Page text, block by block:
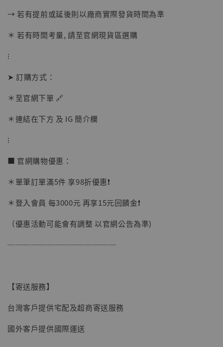
【店內現貨】海賊王 系列蒐藏雕像 布魯克達
摩 [7STARS Studio]
NT$ 1,500
→ 若有提前或延後則以廠商實際發貨時間為準
＊ 若有時間考量, 請至官網現貨區選購
⁝
➤ 訂購方式：
＊至官網下單 🔗
＊連結在下方 及 IG 簡介欄
⁝
■ 官網購物優惠：
＊單筆訂單滿5件 享98折優惠❗️
＊登入會員 每3000元 再享15元回饋金❗️
（優惠活動可能會有調整 以官網公告為準)
──────────────
【寄送服務】
台灣客戶提供宅配及超商寄送服務
國外客戶提供國際運送